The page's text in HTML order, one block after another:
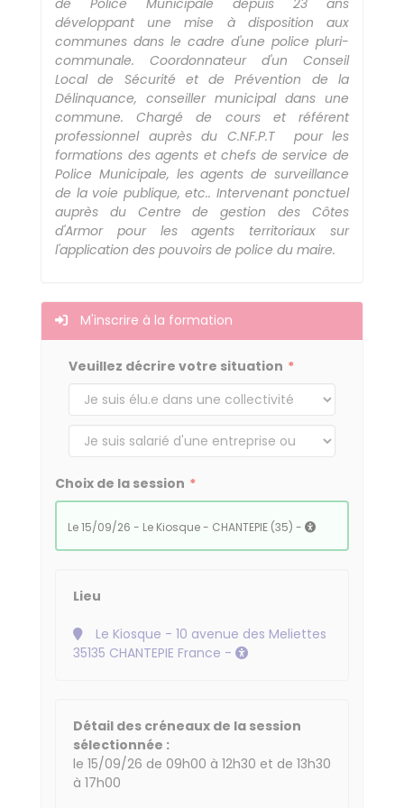
de Police Municipale depuis 23 ans
développant une mise à disposition aux
communes dans le cadre d'une police pluri-
communale. Coordonnateur d'un Conseil
Local de Sécurité et de Prévention de la
Délinquance, conseiller municipal dans une
commune. Chargé de cours et référent
professionnel auprès du C.NF.P.T pour les
formations des agents et chefs de service de
Police Municipale, les agents de surveillance
de la voie publique, etc.. Intervenant ponctuel
auprès du Centre de gestion des Côtes
d'Armor pour les agents territoriaux sur
l'application des pouvoirs de police du maire.
M'inscrire à la formation
Veuillez décrire votre situation
Choix de la session
le 15/09/26 - Le Kiosque - CHANTEPIE (35) -
Lieu
35135 CHANTEPIE France -
Détail des créneaux de la session
sélectionnée :
le 15/09/26 de 09h00 à 12h30 et de 13h30
à 17h00